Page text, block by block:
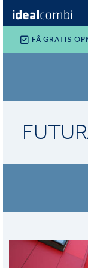
FÅ GRATIS